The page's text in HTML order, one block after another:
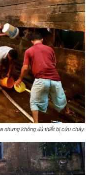
nhưng không đủ thiết bị cứu cháy.